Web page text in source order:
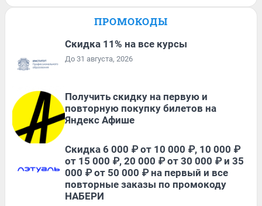
ПРОМОКОДЫ
Скидка 11% на все курсы
До 31 августа, 2026
Получить скидку на первую и
повторную покупку билетов на
Яндекс Афише
Скидка 6 000 ₽ от 10 000 ₽, 10 000 ₽
от 15 000 ₽, 20 000 ₽ от 30 000 ₽ и 35
000 ₽ от 50 000 ₽ на первый и все
повторные заказы по промокоду
НАБЕРИ